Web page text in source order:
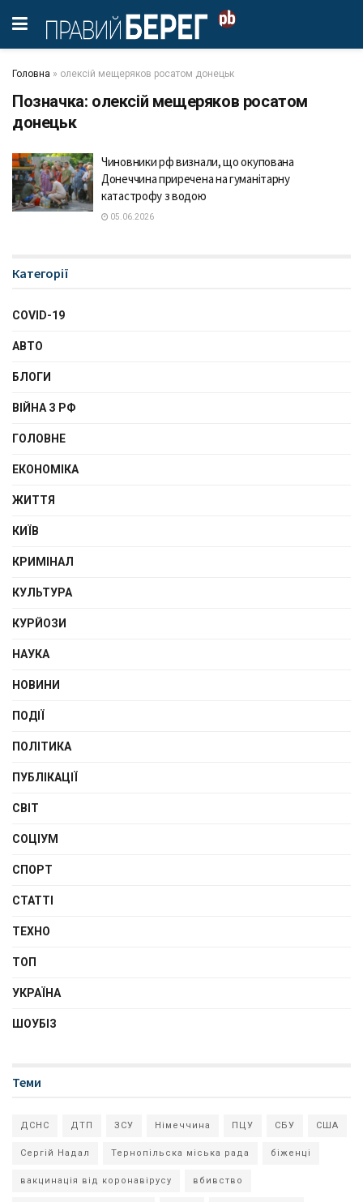
Головна » олексій мещеряков росатом донецьк
Позначка: олексій мещеряков росатом
донецьк
Чиновники рф визнали, що окупована
Донеччина приречена на гуманітарну
катастрофу з водою
05.06.2026
Категорії
COVID-19
АВТО
БЛОГИ
ВІЙНА З РФ
ГОЛОВНЕ
ЕКОНОМІКА
ЖИТТЯ
КИЇВ
КРИМІНАЛ
КУЛЬТУРА
КУРЙОЗИ
НАУКА
НОВИНИ
ПОДІЇ
ПОЛІТИКА
ПУБЛІКАЦІЇ
СВІТ
СОЦІУМ
СПОРТ
СТАТТІ
ТЕХНО
ТОП
УКРАЇНА
ШОУБІЗ
Теми
ДСНС ДТП ЗСУ Німеччина ПЦУ СБУ США
Сергій Надал Тернопільска міська рада біженці
вакцинація від коронавірусу вбивство